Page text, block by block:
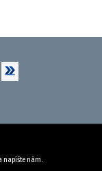
napíšte nám.